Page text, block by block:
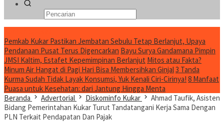
Pemkab Kukar Pastikan Jembatan Sebulu Tetap Berlanjut, Upaya
Pendanaan Pusat Terus Digencarkan Bayu Surya Gandamana Pimpin
JMSI Kaltim, Estafet Kepemimpinan Berlanjut Mitos atau Fakta?
Minum Air Hangat di Pagi Hari Bisa Membersihkan Ginjal3 Tanda
Kurma Sudah Tidak Layak Konsumsi, Yuk Kenali Ciri-Cirinya! 8 Manfaat
Puasa untuk Kesehatan: dari Jantung Hingga Menta
Beranda
Advertorial Diskominfo Kukar
Ahmad Taufik, Asisten
Bidang Pemerintahan Kukar Turut Tandatangani Kerja Sama Dengan
PLN Terkait Pendapatan Dan Pajak